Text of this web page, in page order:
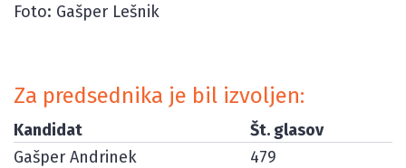
Foto: Gašper Lešnik
Za predsednika je bil izvoljen:
Kandidat
Št. glasov
Gašper Andrinek
479